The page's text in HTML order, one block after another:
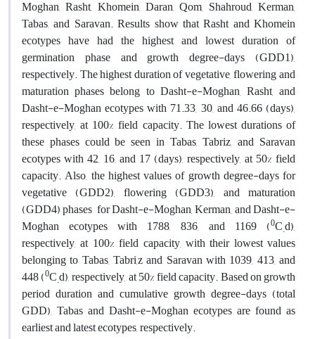
Moghan, Rasht, Khomein, Daran, Qom, Shahroud, Kerman,
Tabas, and Saravan. Results show that Rasht and Khomein
ecotypes have had the highest and lowest duration of
germination phase and growth degree-days (GDD1),
respectively. The highest duration of vegetative, flowering and
maturation phases belong to Dasht-e-Moghan, Rasht, and
Dasht-e-Moghan ecotypes with 71.33, 30, and 46.66 (days),
respectively, at 100% field capacity. The lowest durations of
these phases could be seen in Tabas, Tabriz, and Saravan
ecotypes with 42, 16, and 17 (days), respectively, at 50% field
capacity. Also, the highest values of growth degree-days for
vegetative (GDD2), flowering (GDD3), and maturation
(GDD4) phases for Dasht-e-Moghan, Kerman, and Dasht-e-
Moghan ecotypes with 1788, 836, and 1169 (0C.d),
respectively, at 100% field capacity, with their lowest values
belonging to Tabas, Tabri,z and Saravan with 1039, 413, and
448 (0C.d), respectively, at 50% field capacity. Based on growth
period duration and cumulative growth degree-days (total
GDD), Tabas and Dasht-e-Moghan ecotypes are found as
earliest and latest ecotypes, respectively.